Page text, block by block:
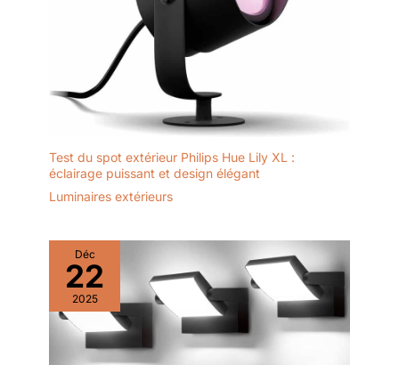
Chaque client devient
membre de fahfana.
Nous offrons un service
de garantie gratuit à
chaque membre. Nous
avons également une
équipe de service après -
pour fournir des conseils
et un service après -
Précautions : 1. Évitez de
décharger complètement
la batterie. L’utilisation
alternée de batteries de
rechange est plus
efficace, préserve les
cellules et prolonge la
transparents Ø7 mm,
prêts à l’emploi pour
démarrer immédiatement
vos projets sans achat
supplémentaire. Format
Ø7 mm standard
universel CONCEPTION
FIABLE ET DURABLE :
Structure solide et
garantie de 2 ans pour
mm, 1 mode d'emploi.
Livré dans une boîte
compacte (20,7 x 11,3 x
4 cm) ; Réf. : 5001751
Test du spot extérieur Philips Hue Lily XL :
éclairage puissant et design élégant
Luminaires extérieurs
Déc
22
2025